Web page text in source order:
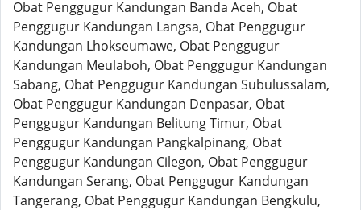
Obat Penggugur Kandungan Banda Aceh, Obat
Penggugur Kandungan Langsa, Obat Penggugur
Kandungan Lhokseumawe, Obat Penggugur
Kandungan Meulaboh, Obat Penggugur Kandungan
Sabang, Obat Penggugur Kandungan Subulussalam,
Obat Penggugur Kandungan Denpasar, Obat
Penggugur Kandungan Belitung Timur, Obat
Penggugur Kandungan Pangkalpinang, Obat
Penggugur Kandungan Cilegon, Obat Penggugur
Kandungan Serang, Obat Penggugur Kandungan
Tangerang, Obat Penggugur Kandungan Bengkulu,